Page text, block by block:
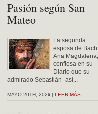
Pasión según San
Mateo
La segunda
esposa de Bach,
Ana Magdalena,
confiesa en su
Diario que su
admirado Sebastián -así...
MAYO 20TH, 2026 | LEER MÁS